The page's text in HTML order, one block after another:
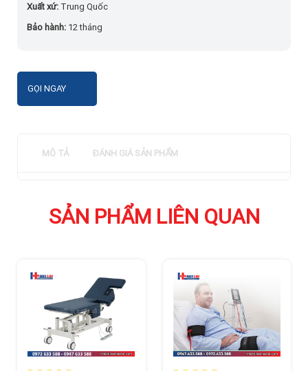
Xuất xứ: Trung Quốc
Bảo hành: 12 tháng
GỌI NGAY
MÔ TẢ ĐÁNH GIÁ SẢN PHẨM
SẢN PHẨM LIÊN QUAN